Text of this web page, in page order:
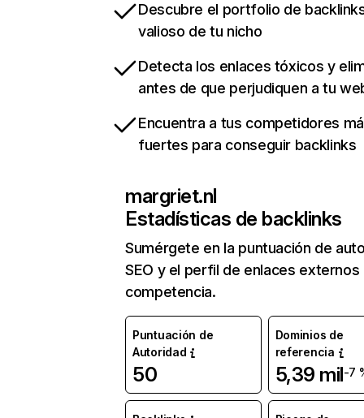
Descubre el portfolio de
valioso de tu nicho
Detecta los enlaces tóxicos y
antes de que perjudiquen a tu
Encuentra a tus competidores
fuertes para conseguir backlinks
margriet.nl
Estadísticas de backlinks
Sumérgete en la puntuación de
SEO y el perfil de enlaces externos
competencia.
Puntuación de
Autoridad
50
Dominios de
referencia
5,39 mil-7